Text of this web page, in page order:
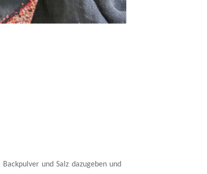
und Salz dazugeben und